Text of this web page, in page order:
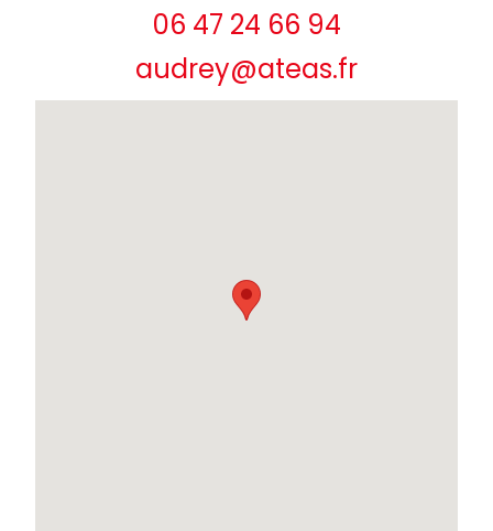
06 47 24 66 94
audrey@ateas.fr